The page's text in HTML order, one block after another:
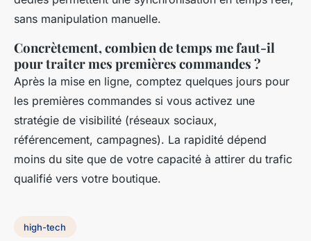
sans manipulation manuelle.
Concrètement, combien de temps me faut-il
pour traiter mes premières commandes ?
Après la mise en ligne, comptez quelques jours pour
les premières commandes si vous activez une
stratégie de visibilité (réseaux sociaux,
référencement, campagnes). La rapidité dépend
moins du site que de votre capacité à attirer du trafic
qualifié vers votre boutique.
high-tech